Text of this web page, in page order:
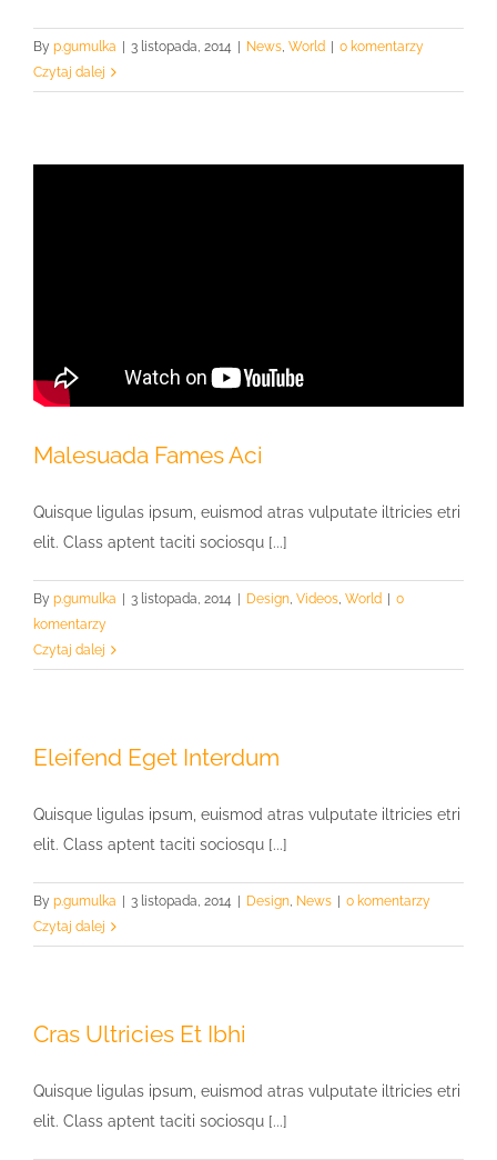
By p.gumulka 3 listopada, 2014 News, World
0 komentarzy
Czytaj dalej
Malesuada Fames Aci
Quisque ligulas ipsum, euismod atras vulputate iltricies etri
elit. Class aptent taciti sociosqu [...]
By p.gumulka 3 listopada, 2014 Design, Videos, World
0
komentarzy
Czytaj dalej
Eleifend Eget Interdum
Quisque ligulas ipsum, euismod atras vulputate iltricies etri
elit. Class aptent taciti sociosqu [...]
By p.gumulka 3 listopada, 2014 Design, News
0 komentarzy
Czytaj dalej
Cras Ultricies Et Ibhi
Quisque ligulas ipsum, euismod atras vulputate iltricies etri
elit. Class aptent taciti sociosqu [...]